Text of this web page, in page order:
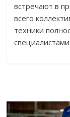
встречают в
всего
техники